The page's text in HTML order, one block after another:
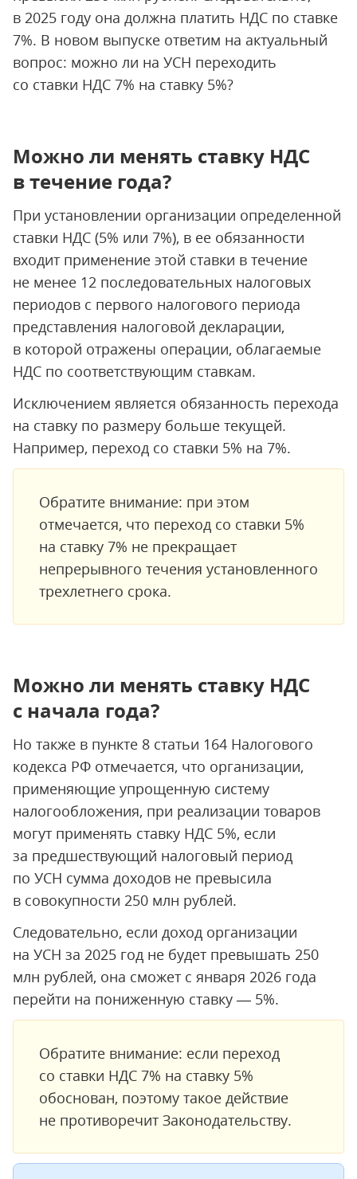
в 2025 году она должна платить НДС по ставке
7%. В новом выпуске ответим на актуальный
вопрос: можно ли на УСН переходить
со ставки НДС 7% на ставку 5%?
Можно ли менять ставку НДС
в течение года?
При установлении организации определенной
ставки НДС (5% или 7%), в ее обязанности
входит применение этой ставки в течение
не менее 12 последовательных налоговых
периодов с первого налогового периода
представления налоговой декларации,
в которой отражены операции, облагаемые
НДС по соответствующим ставкам.
Исключением является обязанность перехода
на ставку по размеру больше текущей.
Например, переход со ставки 5% на 7%.
Обратите внимание: при этом
отмечается, что переход со ставки 5%
на ставку 7% не прекращает
непрерывного течения установленного
трехлетнего срока.
Можно ли менять ставку НДС
с начала года?
Но также в пункте 8 статьи 164 Налогового
кодекса РФ отмечается, что организации,
применяющие упрощенную систему
налогообложения, при реализации товаров
могут применять ставку НДС 5%, если
за предшествующий налоговый период
по УСН сумма доходов не превысила
в совокупности 250 млн рублей.
Следовательно, если доход организации
на УСН за 2025 год не будет превышать 250
млн рублей, она сможет с января 2026 года
перейти на пониженную ставку — 5%.
Обратите внимание: если переход
со ставки НДС 7% на ставку 5%
обоснован, поэтому такое действие
не противоречит Законодательству.